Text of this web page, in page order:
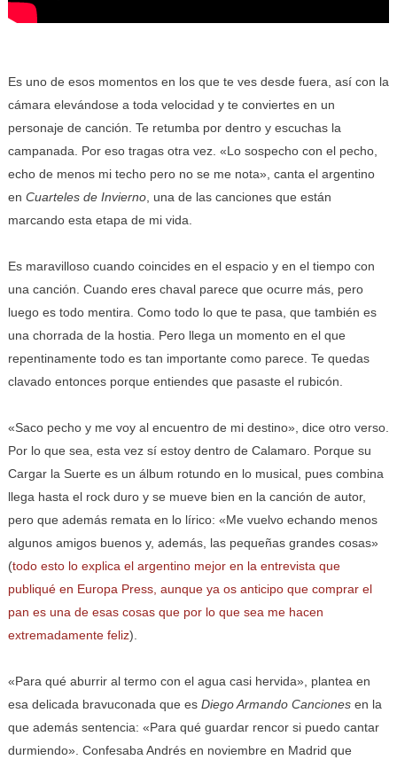
Es uno de esos momentos en los que te ves desde fuera, así con la
cámara elevándose a toda velocidad y te conviertes en un
personaje de canción. Te retumba por dentro y escuchas la
campanada. Por eso tragas otra vez. «Lo sospecho con el pecho,
echo de menos mi techo pero no se me nota», canta el argentino
en Cuarteles de Invierno, una de las canciones que están
marcando esta etapa de mi vida.
Es maravilloso cuando coincides en el espacio y en el tiempo con
una canción. Cuando eres chaval parece que ocurre más, pero
luego es todo mentira. Como todo lo que te pasa, que también es
una chorrada de la hostia. Pero llega un momento en el que
repentinamente todo es tan importante como parece. Te quedas
clavado entonces porque entiendes que pasaste el rubicón.
«Saco pecho y me voy al encuentro de mi destino», dice otro verso.
Por lo que sea, esta vez sí estoy dentro de Calamaro. Porque su
Cargar la Suerte es un álbum rotundo en lo musical, pues combina
llega hasta el rock duro y se mueve bien en la canción de autor,
pero que además remata en lo lírico: «Me vuelvo echando menos
algunos amigos buenos y, además, las pequeñas grandes cosas»
(todo esto lo explica el argentino mejor en la entrevista que
publiqué en Europa Press, aunque ya os anticipo que comprar el
pan es una de esas cosas que por lo que sea me hacen
extremadamente feliz).
«Para qué aburrir al termo con el agua casi hervida», plantea en
esa delicada bravuconada que es Diego Armando Cancionesen la
que además sentencia: «Para qué guardar rencor si puedo cantar
durmiendo». Confesaba Andrés en noviembre en Madrid que